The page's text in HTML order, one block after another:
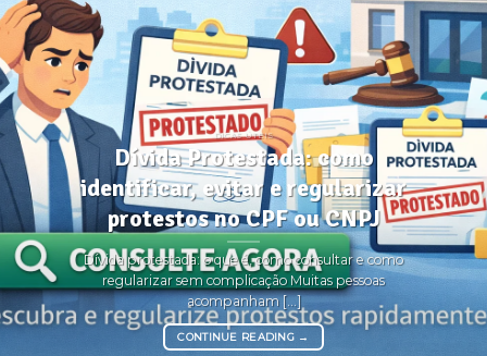
DICAS ÚTEIS
Dívida Protestada: como
identificar, evitar e regularizar
protestos no CPF ou CNPJ
Dívida protestada: o que é, como consultar e como
regularizar sem complicação Muitas pessoas
acompanham [...]
CONTINUE READING →